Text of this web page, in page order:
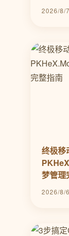
2026/8/
终极移
梦管理
2026/8/